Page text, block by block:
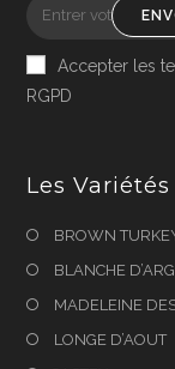
Accepter les
RGPD
Les
BROWN
BLANCHE
MADELEINE
LONGE D’AOUT